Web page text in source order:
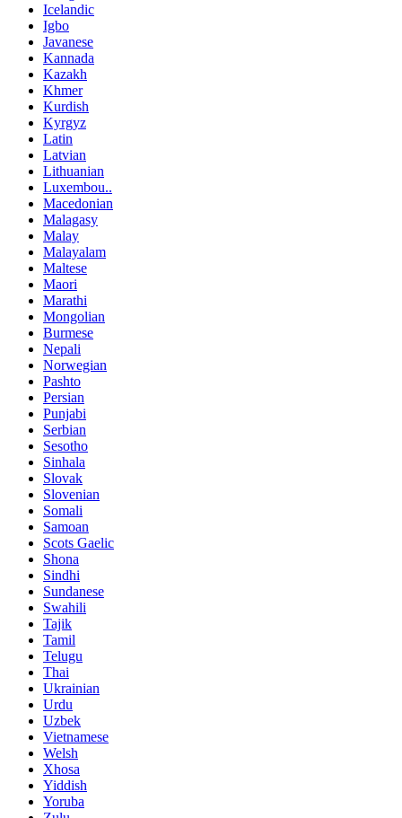
Icelandic
Igbo
Javanese
Kannada
Kazakh
Khmer
Kurdish
Kyrgyz
Latin
Latvian
Lithuanian
Luxembou..
Macedonian
Malagasy
Malay
Malayalam
Maltese
Maori
Marathi
Mongolian
Burmese
Nepali
Norwegian
Pashto
Persian
Punjabi
Serbian
Sesotho
Sinhala
Slovak
Slovenian
Somali
Samoan
Scots Gaelic
Shona
Sindhi
Sundanese
Swahili
Tajik
Tamil
Telugu
Thai
Ukrainian
Urdu
Uzbek
Vietnamese
Welsh
Xhosa
Yiddish
Yoruba